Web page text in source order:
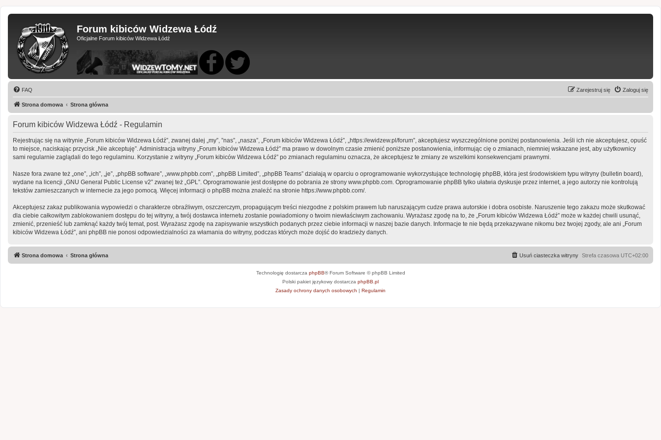
Forum kibiców Widzewa Łódź
Oficjalne Forum kibiców Widzewa Łódź
FAQ Zaloguj się
Zarejestruj się
Strona domowa Strona główna
Forum kibiców Widzewa Łódź - Regulamin
Rejestrując się na witrynie „Forum kibiców Widzewa Łódź”, zwanej dalej „my”, ”nas”, „nasza”, „Forum kibiców Widzewa Łódź”, „https://ewidzew.pl/forum”, akceptujesz wyszczególnione poniżej postanowienia. Jeśli ich nie akceptujesz, opuść
to miejsce, naciskając przycisk „Nie akceptuję”. Administracja witryny „Forum kibiców Widzewa Łódź” ma prawo w dowolnym czasie zmienić poniższe postanowienia, informując cię o zmianach, niemniej wskazane jest, aby użytkownicy
sami regularnie zaglądali do tego regulaminu. Korzystanie z witryny „Forum kibiców Widzewa Łódź” po zmianach regulaminu oznacza, że akceptujesz te zmiany ze wszelkimi konsekwencjami prawnymi.
Nasze fora zwane też „one”, „ich”, „je”, „phpBB software”, „www.phpbb.com”, „phpBB Limited”, „phpBB Teams” działają w oparciu o oprogramowanie wykorzystujące technologię phpBB, która jest środowiskiem typu witryny (bulletin board),
wydane na licencji „GNU General Public License v2” zwanej też „GPL”. Oprogramowanie jest dostępne do pobrania ze strony www.phpbb.com. Oprogramowanie phpBB tylko ułatwia dyskusje przez internet, a jego autorzy nie kontrolują
tekstów zamieszczanych w internecie za jego pomocą. Więcej informacji o phpBB można znaleźć na stronie https://www.phpbb.com/.
Akceptujesz zakaz publikowania wypowiedzi o charakterze obraźliwym, oszczerczym, propagującym treści niezgodne z polskim prawem lub naruszającym cudze prawa autorskie i dobra osobiste. Naruszenie tego zakazu może skutkować
dla ciebie całkowitym zablokowaniem dostępu do tej witryny, a twój dostawca internetu zostanie powiadomiony o twoim niewłaściwym zachowaniu. Wyrażasz zgodę na to, że „Forum kibiców Widzewa Łódź” może w każdej chwili usunąć,
zmienić, przenieść lub zamknąć każdy twój temat, post. Wyrażasz zgodę na zapisywanie wszystkich podanych przez ciebie informacji w naszej bazie danych. Informacje te nie będą przekazywane nikomu bez twojej zgody, ale ani „Forum
kibiców Widzewa Łódź”, ani phpBB nie ponosi odpowiedzialności za włamania do witryny, podczas których może dojść do kradzieży danych.
Strona domowa Strona główna Strefa czasowa UTC+02:00
Usuń ciasteczka witryny
Technologię dostarcza phpBB® Forum Software © phpBB Limited
Polski pakiet językowy dostarcza phpBB.pl
Zasady ochrony danych osobowych | Regulamin